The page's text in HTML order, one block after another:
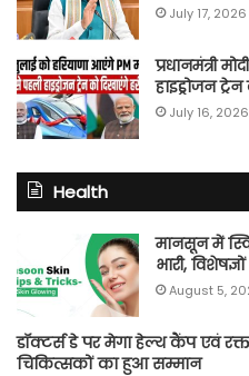
July 17, 2026
प्रधानमंत्री
हाइड्रोजन
July 16, 2026
Health
मानसून में
भारी,
August 5,
डॉक्टर्स डे पर मेगा हेल्थ कैंप एवं
चिकित्सकों का हुआ सम्मान